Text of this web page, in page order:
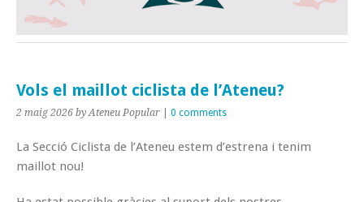
Vols el maillot ciclista de l’Ateneu?
2 maig 2026 by Ateneu Popular 0 comments
La Secció Ciclista de l’Ateneu estem d’estrena i tenim
maillot nou!